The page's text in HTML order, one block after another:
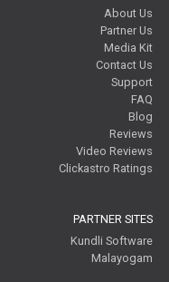
About Us
Partner Us
Media Kit
Contact Us
Support
FAQ
Blog
Reviews
Video Reviews
Clickastro Ratings
PARTNER SITES
Kundli Software
Malayogam